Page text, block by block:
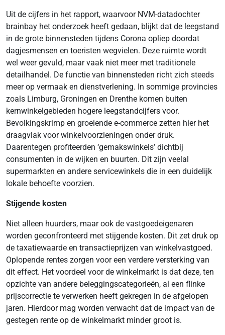
Uit de cijfers in het rapport, waarvoor NVM-datadochter
brainbay het onderzoek heeft gedaan, blijkt dat de leegstand
in de grote binnensteden tijdens Corona opliep doordat
dagjesmensen en toeristen wegvielen. Deze ruimte wordt
wel weer gevuld, maar vaak niet meer met traditionele
detailhandel. De functie van binnensteden richt zich steeds
meer op vermaak en dienstverlening. In sommige provincies
zoals Limburg, Groningen en Drenthe komen buiten
kernwinkelgebieden hogere leegstandcijfers voor.
Bevolkingskrimp en groeiende e-commerce zetten hier het
draagvlak voor winkelvoorzieningen onder druk.
Daarentegen profiteerden ‘gemakswinkels’ dichtbij
consumenten in de wijken en buurten. Dit zijn veelal
supermarkten en andere servicewinkels die in een duidelijk
lokale behoefte voorzien.
Stijgende kosten
Niet alleen huurders, maar ook de vastgoedeigenaren
worden geconfronteerd met stijgende kosten. Dit zet druk op
de taxatiewaarde en transactieprijzen van winkelvastgoed.
Oplopende rentes zorgen voor een verdere versterking van
dit effect. Het voordeel voor de winkelmarkt is dat deze, ten
opzichte van andere beleggingscategorieën, al een flinke
prijscorrectie te verwerken heeft gekregen in de afgelopen
jaren. Hierdoor mag worden verwacht dat de impact van de
gestegen rente op de winkelmarkt minder groot is.